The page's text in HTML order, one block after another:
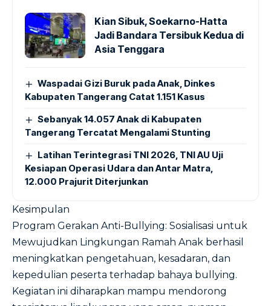
Kian Sibuk, Soekarno-Hatta
Jadi Bandara Tersibuk Kedua di
Asia Tenggara
Waspadai Gizi Buruk pada Anak, Dinkes
Kabupaten Tangerang Catat 1.151 Kasus
Sebanyak 14.057 Anak di Kabupaten
Tangerang Tercatat Mengalami Stunting
Latihan Terintegrasi TNI 2026, TNI AU Uji
Kesiapan Operasi Udara dan Antar Matra,
12.000 Prajurit Diterjunkan
Kesimpulan
Program Gerakan Anti-Bullying: Sosialisasi untuk
Mewujudkan Lingkungan Ramah Anak berhasil
meningkatkan pengetahuan, kesadaran, dan
kepedulian peserta terhadap bahaya bullying.
Kegiatan ini diharapkan mampu mendorong